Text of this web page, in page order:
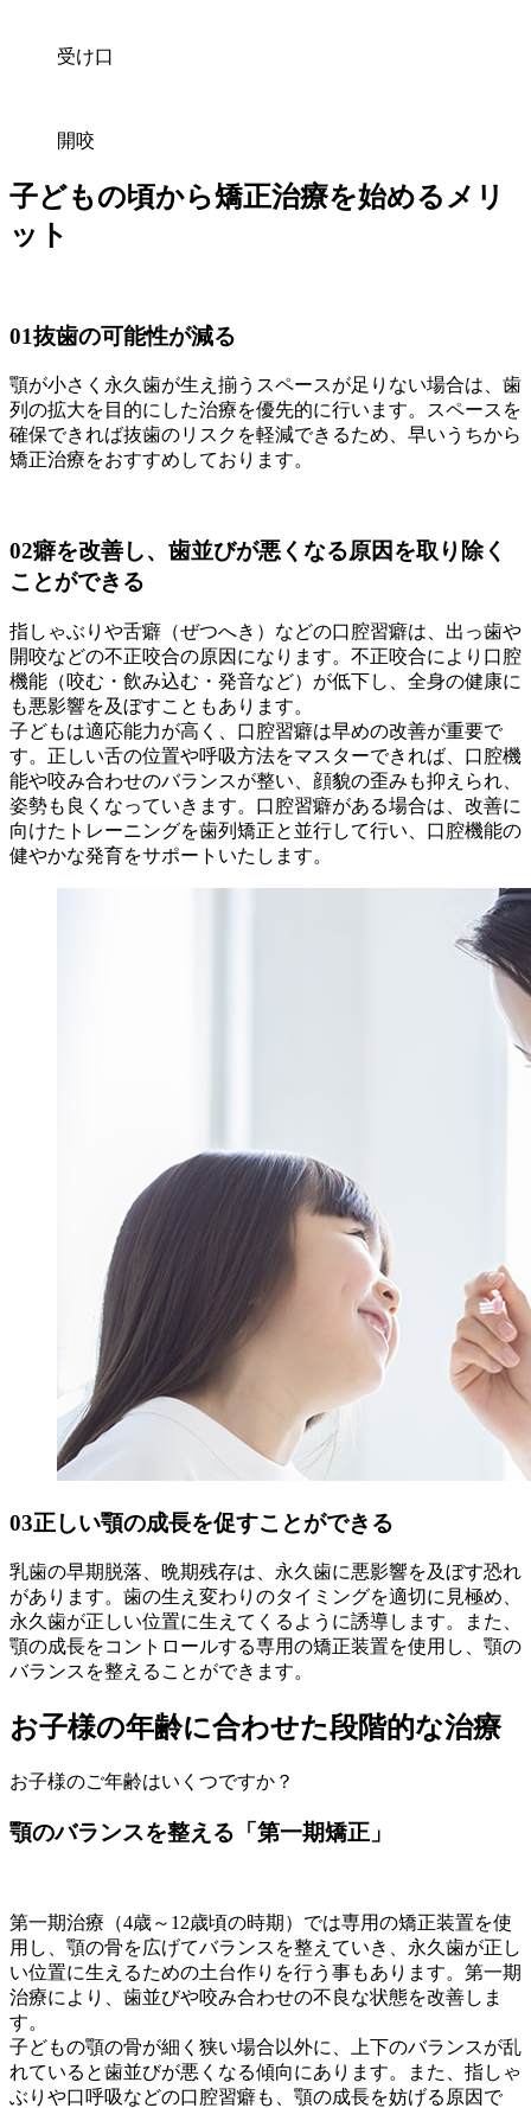
受け口
開咬
子どもの頃から矯正治療を始めるメリ
ット
01抜歯の可能性が減る
顎が小さく永久歯が生え揃うスペースが足りない場合は、歯
列の拡大を目的にした治療を優先的に行います。スペースを
確保できれば抜歯のリスクを軽減できるため、早いうちから
矯正治療をおすすめしております。
02癖を改善し、歯並びが悪くなる原因を取り除く
ことができる
指しゃぶりや舌癖（ぜつへき）などの口腔習癖は、出っ歯や
開咬などの不正咬合の原因になります。不正咬合により口腔
機能（咬む・飲み込む・発音など）が低下し、全身の健康に
も悪影響を及ぼすこともあります。
子どもは適応能力が高く、口腔習癖は早めの改善が重要で
す。正しい舌の位置や呼吸方法をマスターできれば、口腔機
能や咬み合わせのバランスが整い、顔貌の歪みも抑えられ、
姿勢も良くなっていきます。口腔習癖がある場合は、改善に
向けたトレーニングを歯列矯正と並行して行い、口腔機能の
健やかな発育をサポートいたします。
03正しい顎の成長を促すことができる
乳歯の早期脱落、晩期残存は、永久歯に悪影響を及ぼす恐れ
があります。歯の生え変わりのタイミングを適切に見極め、
永久歯が正しい位置に生えてくるように誘導します。また、
顎の成長をコントロールする専用の矯正装置を使用し、顎の
バランスを整えることができます。
お子様の年齢に合わせた段階的な治療
お子様のご年齢はいくつですか？
顎のバランスを整える「第一期矯正」
第一期治療（4歳～12歳頃の時期）では専用の矯正装置を使
用し、顎の骨を広げてバランスを整えていき、永久歯が正し
い位置に生えるための土台作りを行う事もあります。第一期
治療により、歯並びや咬み合わせの不良な状態を改善しま
す。
子どもの顎の骨が細く狭い場合以外に、上下のバランスが乱
れていると歯並びが悪くなる傾向にあります。また、指しゃ
ぶりや口呼吸などの口腔習癖も、顎の成長を妨げる原因で